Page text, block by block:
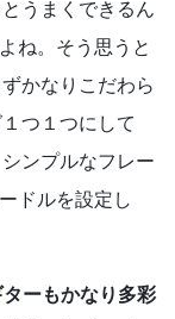
うまくできるん
ね。そう思うと
かなりこだわら
つ１つにして
ンプルなフレー
ドルを設定し
ーもかなり多彩